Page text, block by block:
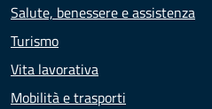
Salute, benessere e assistenza
Turismo
Vita lavorativa
Mobilità e trasporti